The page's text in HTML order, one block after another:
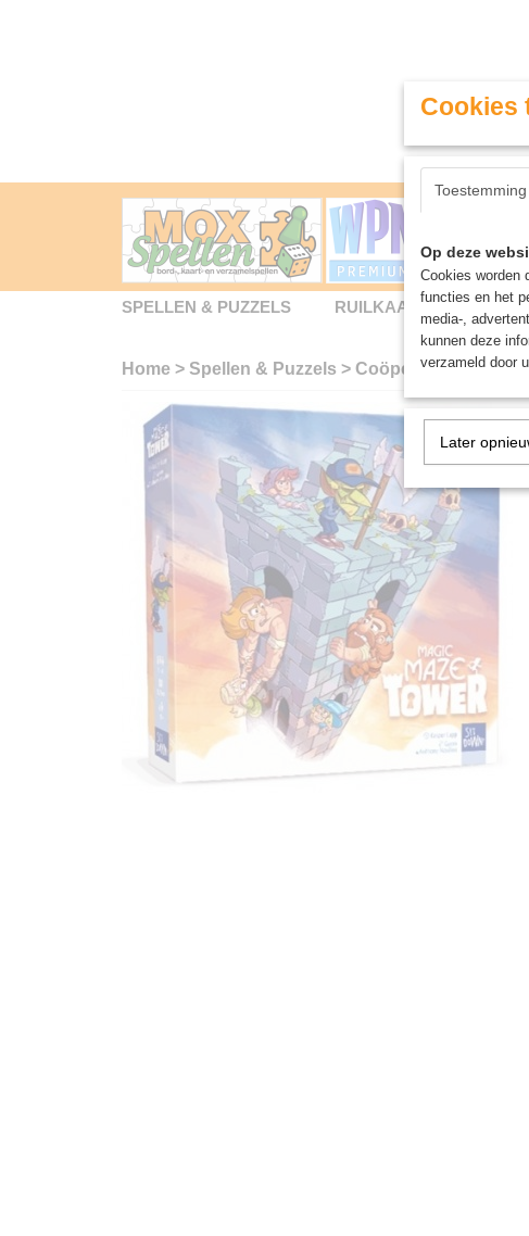
SPELLEN & PUZZELS RUILKAARTEN
Home > Spellen & Puzzels > Coöperatief>Magic
Cookies
Toestemming
Op deze
Cookies worden
functies en het
media-,
kunnen deze
verzameld door
Later